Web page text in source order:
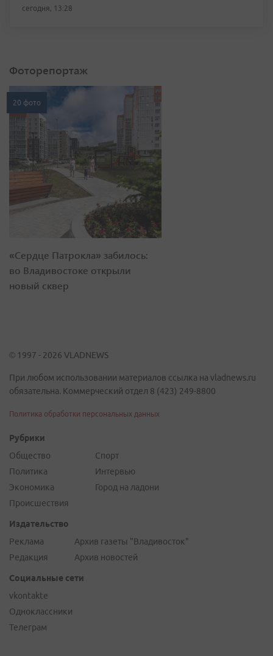
сегодня, 13:28
Фоторепортаж
20 фото
«Сердце Патрокла» забилось:
во Владивостоке открыли
новый сквер
© 1997 - 2026 VLADNEWS
При любом использовании материалов ссылка на vladnews.ru
обязательна. Коммерческий отдел 8 (423) 249-8800
Политика обработки персональных данных
Рубрики
Общество
Политика
Экономика
Происшествия
Спорт
Интервью
Город на ладони
Издательство
Реклама
Редакция
Архив газеты "Владивосток"
Архив новостей
Социальные сети
vkontakte
Одноклассники
Телеграм